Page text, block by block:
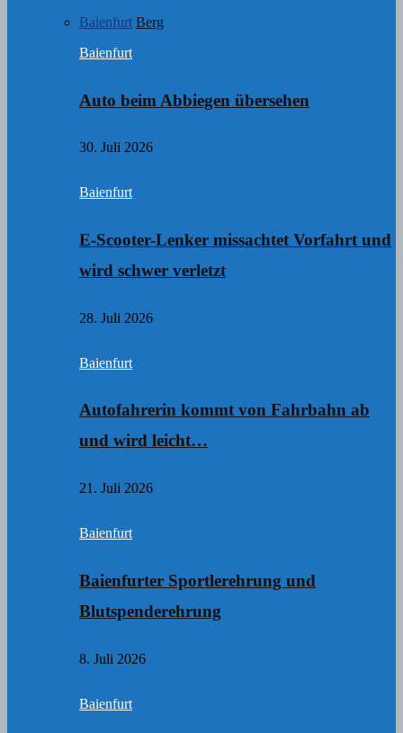
Baienfurt Berg
Baienfurt
Auto beim Abbiegen übersehen
30. Juli 2026
Baienfurt
E-Scooter-Lenker missachtet Vorfahrt und
wird schwer verletzt
28. Juli 2026
Baienfurt
Autofahrerin kommt von Fahrbahn ab
und wird leicht…
21. Juli 2026
Baienfurt
Baienfurter Sportlerehrung und
Blutspenderehrung
8. Juli 2026
Baienfurt